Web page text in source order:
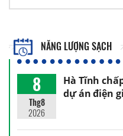
NĂNG LƯỢNG SẠCH
8
Thg8
2026
Hà Tĩnh
dự án điện